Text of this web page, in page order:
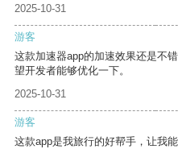
2025-10-31
游客
这款加速器app的加速效果还是不
望开发者能够优化一下。
2025-10-31
游客
这款app是我旅行的好帮手，让我